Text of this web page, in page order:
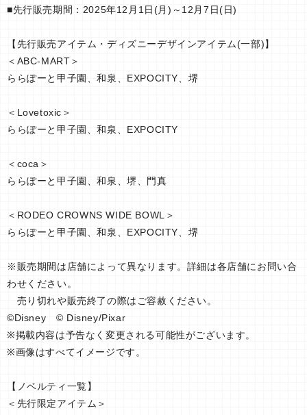
■先行販売期間：2025年12月1日(月)～12月7日(日)
【先行販売アイテム・ディズニーデザインアイテム(一部)】
＜ABC-MART＞
ららぽーと甲子園、和泉、EXPOCITY、堺
＜Lovetoxic＞
ららぽーと甲子園、和泉、EXPOCITY
＜coca＞
ららぽーと甲子園、和泉、堺、門真
＜RODEO CROWNS WIDE BOWL＞
ららぽーと甲子園、和泉、EXPOCITY、堺
※販売期間は店舗によって異なります。詳細は各店舗にお問い合
わせください。
売り切れや販売終了の際はご容赦ください。
©Disney © Disney/Pixar
※掲載内容は予告なく変更される可能性がございます。
※画像はすべてイメージです。
【ノベルティ一覧】
＜先行限定アイテム＞